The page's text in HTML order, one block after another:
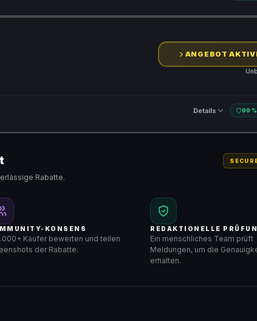
ANGEBOT
Details 99
Rabatte.
KONSENS
Käufer bewerten und teilen
der Rabatte.
REDAKTIONELLE
Ein menschliches Team prüft
Meldungen, um die
erhalten.